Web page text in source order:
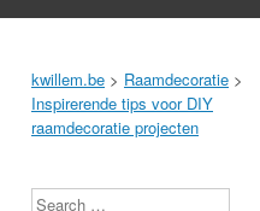
kwillem.be > Raamdecoratie >
Inspirerende tips voor DIY
raamdecoratie projecten
Search